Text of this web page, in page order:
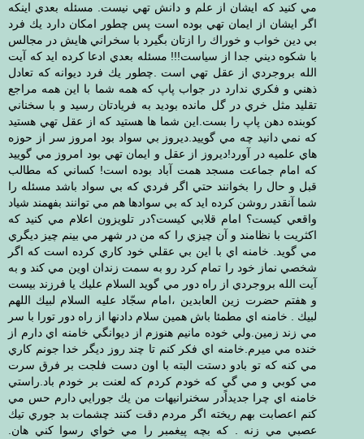
مي كنيد كه ايشان از علم و دانش تهي نيست. مسئله بعدي اينكه
اگر ايشان از ايمان تهي بوده است پس چطور امكان دارد يك فرد
بي دين خواب و خوراك را ازتان بگيرد با سخراني هايش در مجالس
با شكوه ديني جدا از سياست!!! مسئله بعدي ادعا كرده ايد كه آيت
الله بروجردي از عقل تهي است .چطور يك فرد ديوانه كه تعادل
ذهني و فكري ندارد در جواب پاپ كه همه شما با اين همه مراجع
تقليد مثل خري در گل مانده بوديد به فريادتان رسيد و با سخناني
كوبنده دهن پاپ را بست.اين شما ها هستيد كه از عقل تهي هستيد
كه نمي دانيد چه مي گوييد.ديروز بي سواد بود امروز سر از حوزه
هاي علميه در آورد!ديروز از عقل و ايمان تهي بود امروز مي گوييد
كه امام جماعت مسجد همت آباد بوده است! كساني كه مطالب
قبل و حال را بخوانند حتي اگر فردي كه بي سواد باشد مسئله را
شما آنقدر روشن كرده ايد كه بي سوادها هم مي توانند بفهمند شياد
واقعي كيست؟ امام قلابي كيست؟در تلويزون اعلام مي كنيد كه
اكثريت با نظامند و آن چيزي را كه من در شهر مي بينم چيز ديگري
مي گويد. خامنه اي با اين بي عقلي خود كاري كرده است كه اگر
شخصي نماز خود را تمام كرد رو به سمت زندان اوين مي كند و به
آيت الله بروجردي از راه دور مي گويد السلام عليك يا فرزند بيست
و هفتم حضرت زين العابدين ،امام سجّاد عليه السلام لبيك اللهم
لبيك . خامنه اي مطمئا باش همين سلام دادنها از راه دور تورا با سر
مي زند زمين.ولي خوده مانيم هنوزم از ديوانگي خامنه اي دارم از
خنده مي ميرم.خامنه اي فكر كنم تا چند روز ديگر خدا جونم كاري
مي كنه كه تو بادو دستت البته با اون دست فلجت بر فرق سرت
مي كوبي و مي گي كه خودم كردم كه لعنت بر خودم باد.راستي
خامنه اي چرا جديداًدر سخنرانيهات من يك جورايي دارم حس مي
كنم اعصابت بهم ريخته اگر مردم دقت كنند چشمات بد جوري تيك
عصبي مي زنه . كه بچه پيغمبر را مي خواي رسوا كني هان.